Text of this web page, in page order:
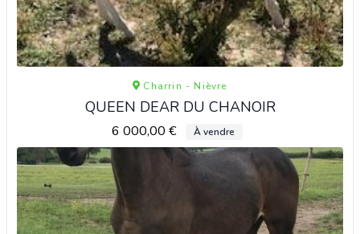
Charrin - Nièvre
QUEEN DEAR DU CHANOIR
6 000,00 € À vendre